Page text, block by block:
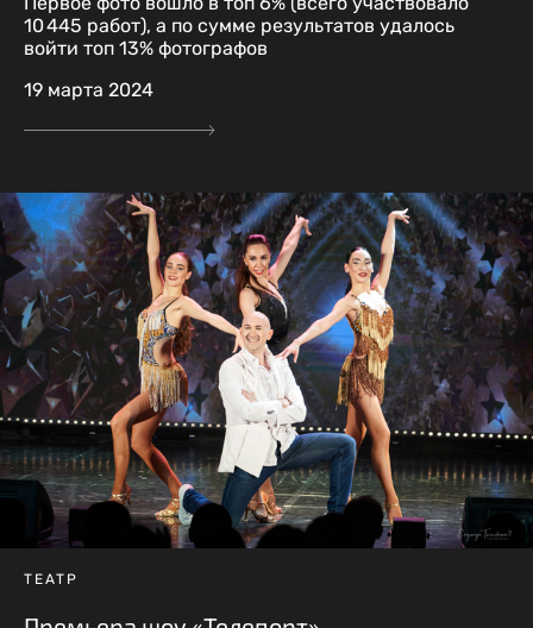
10 445 работ), а по сумме результатов удалось
войти топ 13% фотографов
19 марта 2024
ТЕАТР